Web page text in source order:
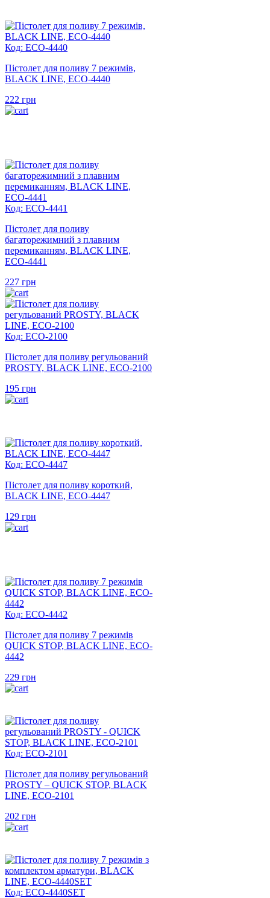
Код: ECO-4440
Пістолет для поливу 7 режимів,
BLACK LINE, ECO-4440
222 грн
Код: ECO-4441
Пістолет для поливу
багаторежимний з плавним
перемиканням, BLACK LINE,
ECO-4441
227 грн
Код: ECO-2100
Пістолет для поливу регульований
PROSTY, BLACK LINE, ECO-2100
195 грн
Код: ECO-4447
Пістолет для поливу короткий,
BLACK LINE, ECO-4447
129 грн
Код: ECO-4442
Пістолет для поливу 7 режимів
QUICK STOP, BLACK LINE, ECO-
4442
229 грн
Код: ECO-2101
Пістолет для поливу регульований
PROSTY – QUICK STOP, BLACK
LINE, ECO-2101
202 грн
Код: ECO-4440SET